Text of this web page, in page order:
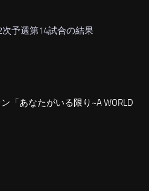
予選第14試合の結果
「あなたがいる限り~A WORLD